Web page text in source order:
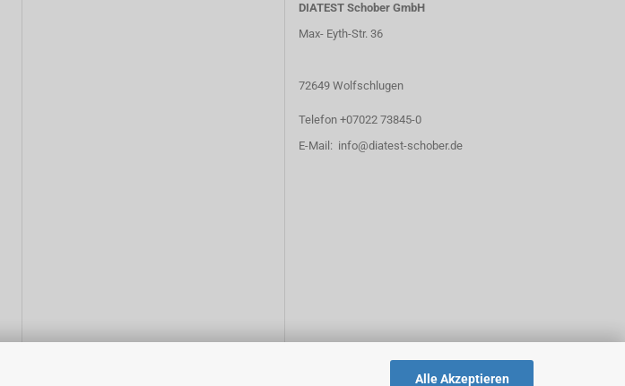
Alle Akzeptieren
DIATEST Schober GmbH
Max- Eyth-Str. 36
72649 Wolfschlugen
Telefon +07022 73845-0
E-Mail: info@diatest-schober.de